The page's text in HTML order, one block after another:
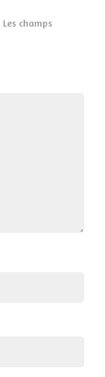
Les champs